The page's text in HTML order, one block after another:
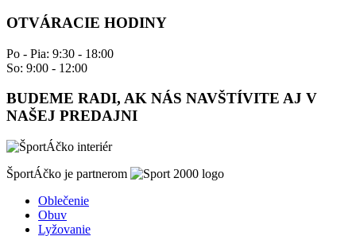
OTVÁRACIE HODINY
Po - Pia: 9:30 - 18:00
So: 9:00 - 12:00
BUDEME RADI, AK NÁS NAVŠTÍVITE AJ V
NAŠEJ PREDAJNI
ŠportÁčko je partnerom
Oblečenie
Obuv
Lyžovanie